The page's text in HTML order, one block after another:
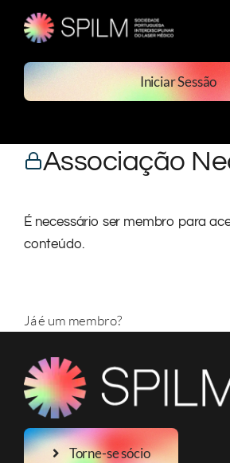
Iniciar Sessão
Associação
É necessário ser membro para
conteúdo.
Já é um membro?
Torne-se sócio